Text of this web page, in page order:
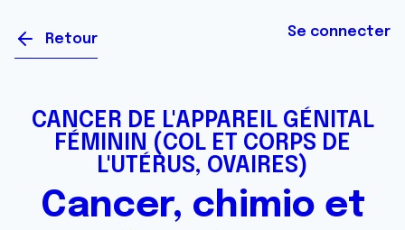
Retour Se connecter
CANCER DE L'APPAREIL GÉNITAL
FÉMININ (COL ET CORPS DE
L'UTÉRUS, OVAIRES)
Cancer, chimio et